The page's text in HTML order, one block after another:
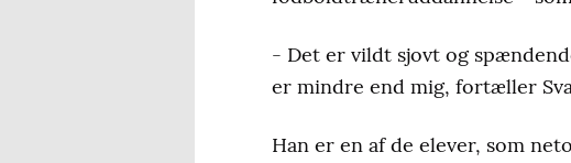
- Det er vildt sjovt og
er mindre end mig, fortæller
Han er en af de elever, som